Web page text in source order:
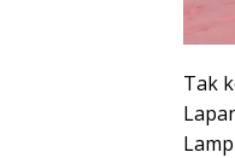
Tak